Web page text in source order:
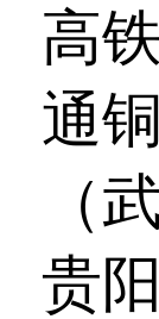
高
通
（
贵